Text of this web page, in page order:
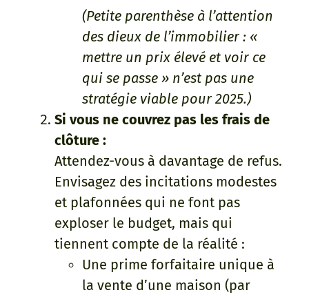
(Petite parenthèse à l’attention
des dieux de l’immobilier : «
mettre un prix élevé et voir ce
qui se passe » n’est pas une
stratégie viable pour 2025.)
Si vous ne couvrez pas les frais de
clôture :
Attendez-vous à davantage de refus.
Envisagez des incitations modestes
et plafonnées qui ne font pas
exploser le budget, mais qui
tiennent compte de la réalité :
Une prime forfaitaire unique à
la vente d’une maison (par